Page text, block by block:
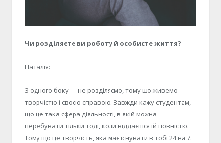
Чи розділяєте ви роботу й особисте життя?
Наталія:
З одного боку — не розділяємо, тому що живемо
творчістю і своєю справою. Завжди кажу студентам,
що це така сфера діяльності, в якій можна
перебувати тільки тоді, коли віддаєшся їй повністю.
Тому що це творчість, яка має існувати в тобі 24 на 7.